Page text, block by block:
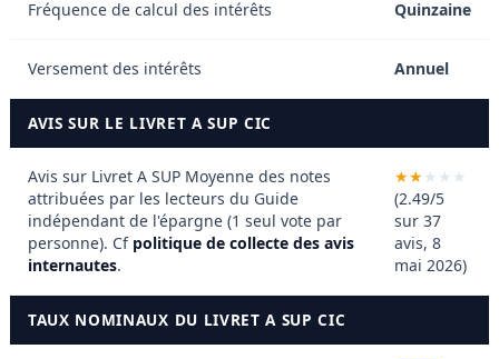
Fréquence de calcul des intérêts Quinzaine
Versement des intérêts Annuel
AVIS SUR LE LIVRET A SUP CIC
Avis sur Livret A SUP Moyenne des notes
attribuées par les lecteurs du Guide
indépendant de l'épargne (1 seul vote par
personne). Cf politique de collecte des avis
internautes.
(2.49/5
sur 37
avis, 8
mai 2026)
TAUX NOMINAUX DU LIVRET A SUP CIC